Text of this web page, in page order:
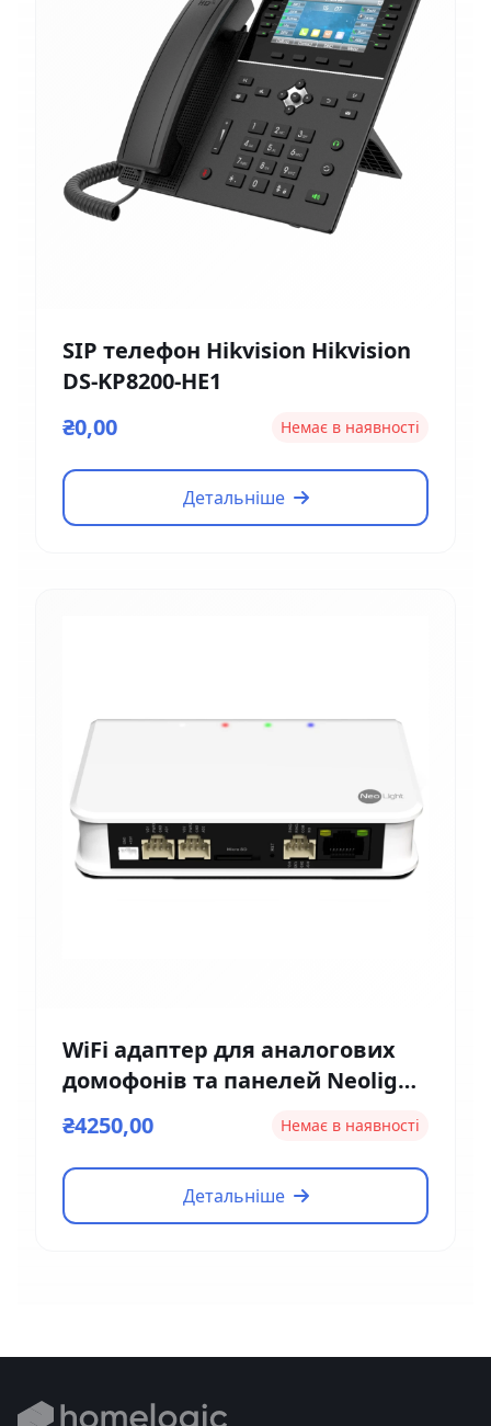
SIP телефон Hikvision Hikvision
DS-KP8200-HE1
₴0,00
Немає в наявності
Детальніше
WiFi адаптер для аналогових
домофонів та панелей Neolight
NeoBox Pro
₴4250,00 Немає в наявності
Детальніше